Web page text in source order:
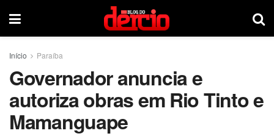
Início Paraíba
Governador anuncia e
autoriza obras em Rio Tinto e
Mamanguape